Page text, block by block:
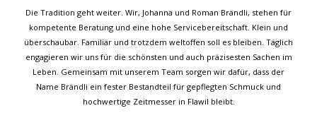
Die Tradition geht weiter. Wir, Johanna und Roman Brändli, stehen für
kompetente Beratung und eine hohe Servicebereitschaft. Klein und
überschaubar. Familiär und trotzdem weltoffen soll es bleiben. Täglich
engagieren wir uns für die schönsten und auch präzisesten Sachen im
Leben. Gemeinsam mit unserem Team sorgen wir dafür, dass der
Name Brändli ein fester Bestandteil für gepflegten Schmuck und
hochwertige Zeitmesser in Flawil bleibt.